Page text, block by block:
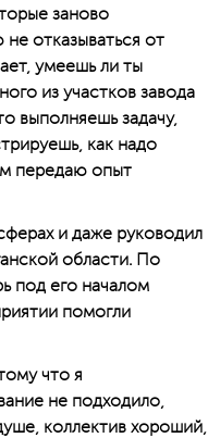
заново
отказываться от
умеешь ли ты
из участков завода
выполняешь задачу,
как надо
передаю опыт
и даже руководил
области. По
под его началом
помогли
что я
не подходило,
коллектив хороший,